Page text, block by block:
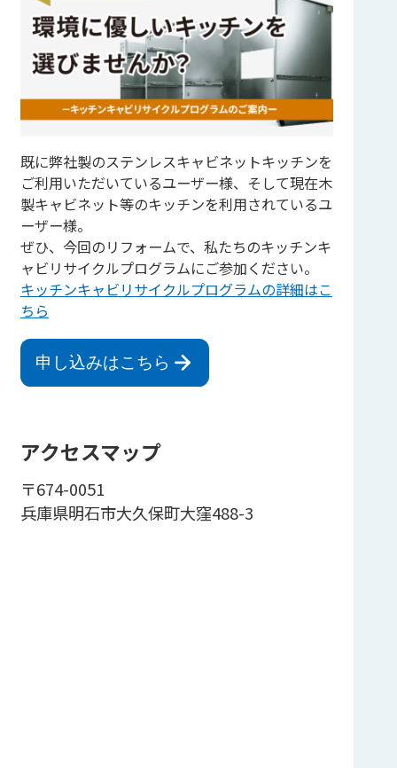
既に弊社製のステンレスキャビネットキッチンを
ご利用いただいているユーザー様、そして現在木
製キャビネット等のキッチンを利用されているユ
ーザー様。
ぜひ、今回のリフォームで、私たちのキッチンキ
ャビリサイクルプログラムにご参加ください。
キッチンキャビリサイクルプログラムの詳細はこ
ちら
申し込みはこちら
アクセスマップ
〒674-0051
兵庫県明石市大久保町大窪488-3